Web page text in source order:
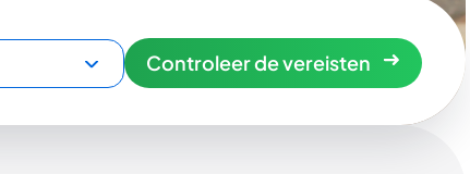
Controleer de vereisten